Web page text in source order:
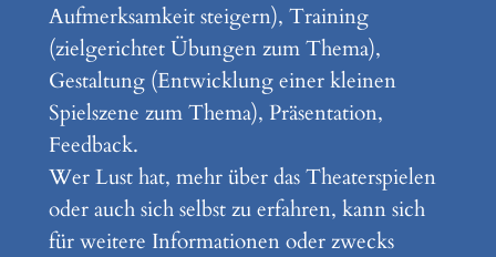
Aufmerksamkeit steigern), Training
(zielgerichtet Übungen zum Thema),
Gestaltung (Entwicklung einer kleinen
Spielszene zum Thema), Präsentation,
Feedback.
Wer Lust hat, mehr über das Theaterspielen
oder auch sich selbst zu erfahren, kann sich
für weitere Informationen oder zwecks